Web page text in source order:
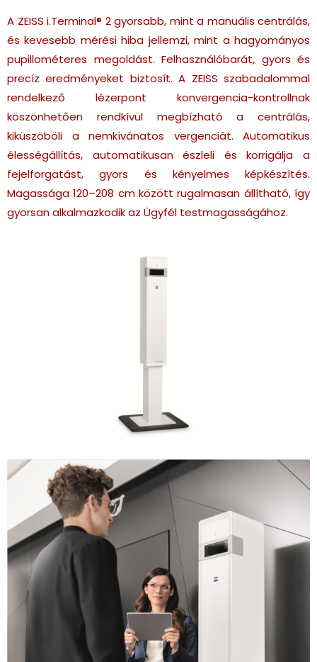
A ZEISS i.Terminal® 2 gyorsabb, mint a manuális centrálás,
és kevesebb mérési hiba jellemzi, mint a hagyományos
pupillométeres megoldást. Felhasználóbarát, gyors és
precíz eredményeket biztosít. A ZEISS szabadalommal
rendelkező lézerpont konvergencia-kontrollnak
köszönhetően rendkívül megbízható a centrálás,
kiküszöböli a nemkívánatos vergenciát. Automatikus
élességállítás, automatikusan észleli és korrigálja a
fejelforgatást, gyors és kényelmes képkészítés.
Magassága 120–208 cm között rugalmasan állítható, így
gyorsan alkalmazkodik az Ügyfél testmagasságához.